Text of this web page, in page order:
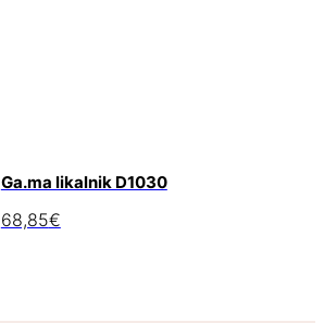
Ga.ma likalnik D1030
68,85€